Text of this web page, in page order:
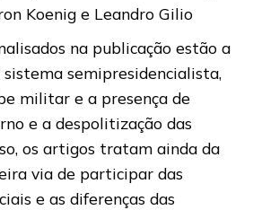
Koenig e Leandro Gilio
na publicação estão a
sistema semipresidencialista,
militar e a presença de
e a despolitização das
os artigos tratam ainda da
via de participar das
e as diferenças das